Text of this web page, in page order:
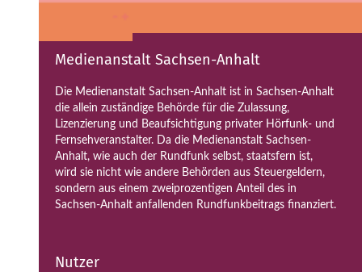
Medienanstalt Sachsen-Anhalt
Die Medienanstalt Sachsen-Anhalt ist in Sachsen-Anhalt
die allein zuständige Behörde für die Zulassung,
Lizenzierung und Beaufsichtigung privater Hörfunk- und
Fernsehveranstalter. Da die Medienanstalt Sachsen-
Anhalt, wie auch der Rundfunk selbst, staatsfern ist,
wird sie nicht wie andere Behörden aus Steuergeldern,
sondern aus einem zweiprozentigen Anteil des in
Sachsen-Anhalt anfallenden Rundfunkbeitrags finanziert.
Nutzer